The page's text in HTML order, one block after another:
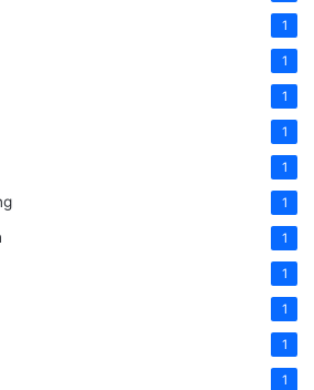
1
1
1
1
1
1
1
1
1
1
1